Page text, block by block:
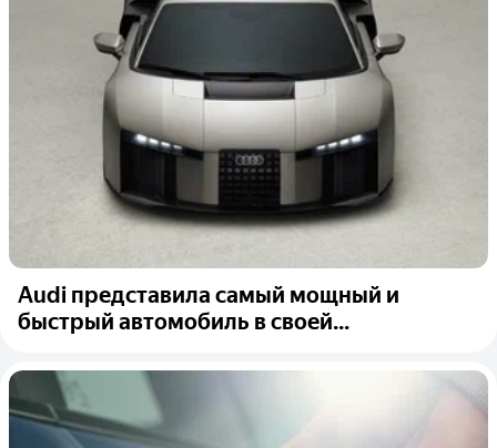
Audi представила самый мощный и
быстрый автомобиль в своей...